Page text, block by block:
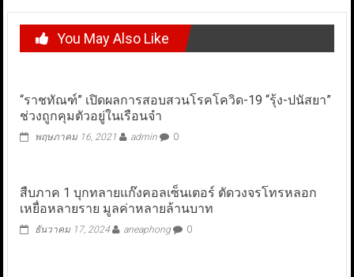
You May Also Like
“ราชทัณฑ์” เปิดผลการสอบสวนโรคโควิด-19 “รุ้ง-ปนัสยา”
ช่วงถูกคุมตัวอยู่ในเรือนจำ
พฤษภาคม 16, 2021 admin 0
สืบภาค 1 บุกทลายแก๊งคอลเซ็นเตอร์ ตัดวงจรโทรหลอก
เหยื่อหลายราย มูลค่าหลายล้านบาท
ธันวาคม 17, 2024 aneaphong 0